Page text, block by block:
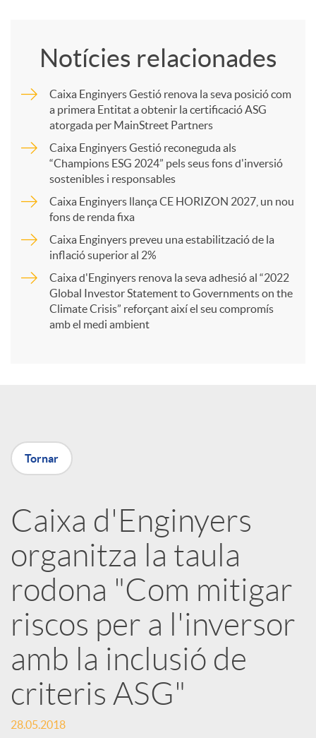
m
r
X
a
r
x
e
s
S
Notícies relacionades
Caixa Enginyers Gestió renova la seva posició com
a primera Entitat a obtenir la certificació ASG
atorgada per MainStreet Partners
Caixa Enginyers Gestió reconeguda als
“Champions ESG 2024” pels seus fons d'inversió
sostenibles i responsables
Caixa Enginyers llança CE HORIZON 2027, un nou
fons de renda fixa
Caixa Enginyers preveu una estabilització de la
inflació superior al 2%
Caixa d'Enginyers renova la seva adhesió al “2022
Global Investor Statement to Governments on the
Climate Crisis” reforçant així el seu compromís
amb el medi ambient
Tornar
Caixa d'Enginyers
organitza la taula
rodona "Com mitigar
riscos per a l'inversor
amb la inclusió de
criteris ASG"
28.05.2018